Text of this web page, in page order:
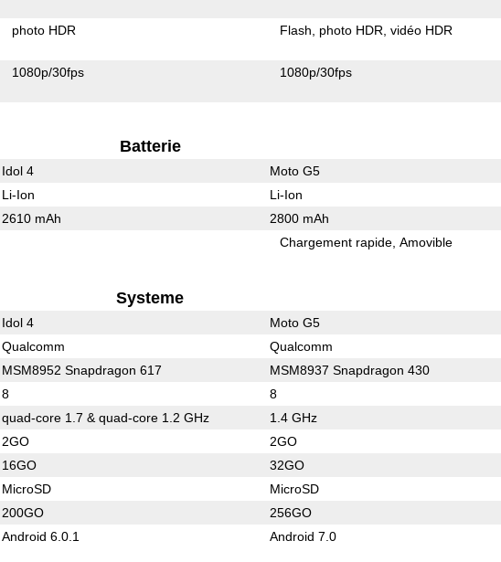
photo HDR Flash photo HDR vidéo HDR
1080p/30fps 1080p/30fps
Batterie
Idol 4 Moto G5
Li-Ion Li-Ion
2610 mAh 2800 mAh
Chargement rapide Amovible
Systeme
Idol 4 Moto G5
Qualcomm Qualcomm
MSM8952 Snapdragon 617 MSM8937 Snapdragon 430
8 8
quad-core 1.7 & quad-core 1.2 GHz 1.4 GHz
2GO 2GO
16GO 32GO
MicroSD MicroSD
200GO 256GO
Android 6.0.1 Android 7.0